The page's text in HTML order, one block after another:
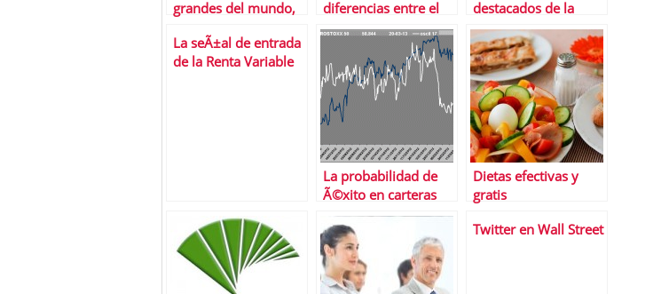
grandes del mundo,
diferencias entre el
barril brent y el west
destacados de la
semana
La seÃ±al de entrada
de la Renta Variable
La probabilidad de
Ã©xito en carteras
direccionales alcistas
estÃ¡ por debajo del
50%
Dietas efectivas y
gratis
Twitter en Wall Street